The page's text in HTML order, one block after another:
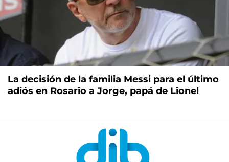
La decisión de la familia Messi para el último
adiós en Rosario a Jorge, papá de Lionel